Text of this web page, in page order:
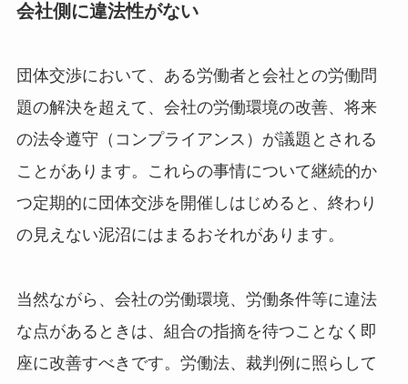
会社側に違法性がない
団体交渉において、ある労働者と会社との労働問
題の解決を超えて、会社の労働環境の改善、将来
の法令遵守（コンプライアンス）が議題とされる
ことがあります。これらの事情について継続的か
つ定期的に団体交渉を開催しはじめると、終わり
の見えない泥沼にはまるおそれがあります。
当然ながら、会社の労働環境、労働条件等に違法
な点があるときは、組合の指摘を待つことなく即
座に改善すべきです。労働法、裁判例に照らして